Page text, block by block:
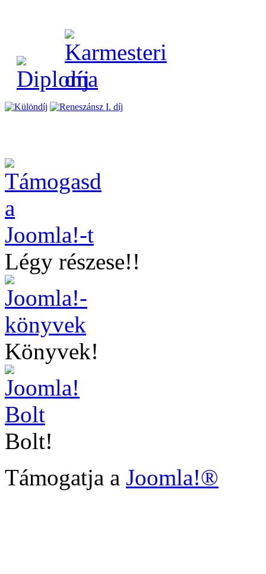
Légy részese!!
Könyvek!
Bolt!
Támogatja a Joomla!®